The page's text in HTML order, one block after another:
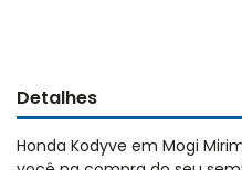
Detalhes
Honda Kodyve em Mogi